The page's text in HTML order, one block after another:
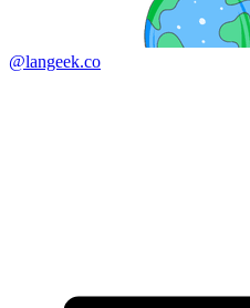
@langeek.co